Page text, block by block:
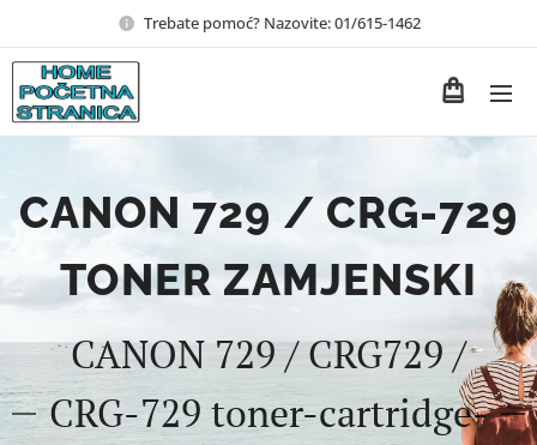
Trebate pomoć? Nazovite: 01/615-1462
CANON 729 / CRG-729
TONER ZAMJENSKI
CANON 729 / CRG729 /
CRG-729 toner-cartridge-